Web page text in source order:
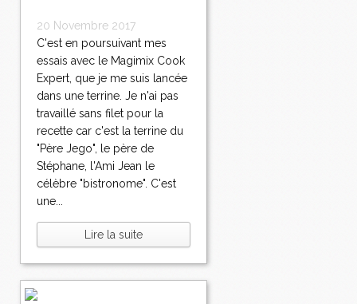
20 Novembre 2017
C'est en poursuivant mes
essais avec le Magimix Cook
Expert, que je me suis lancée
dans une terrine. Je n'ai pas
travaillé sans filet pour la
recette car c'est la terrine du
"Père Jego", le père de
Stéphane, l'Ami Jean le
célèbre "bistronome". C'est
une...
Lire la suite